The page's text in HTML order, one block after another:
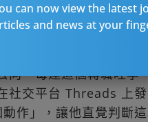
can now view the latest
and news at your
少打工仔在領過年終獎
向。每逢這個轉職旺季
社交平台 Threads 上
作」，讓他直覺判斷